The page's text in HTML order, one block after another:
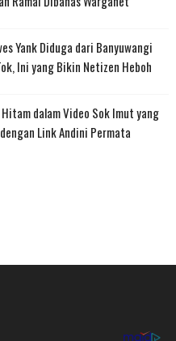
Yank Diduga dari Banyuwangi
Ini yang Bikin Netizen Heboh
dalam Video Sok Imut yang
Link Andini Permata